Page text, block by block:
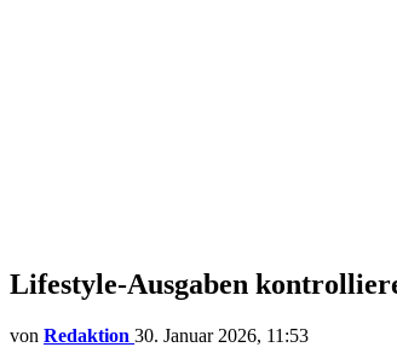
Lifestyle-Ausgaben
von Redaktion 30. Januar 2026, 11:53